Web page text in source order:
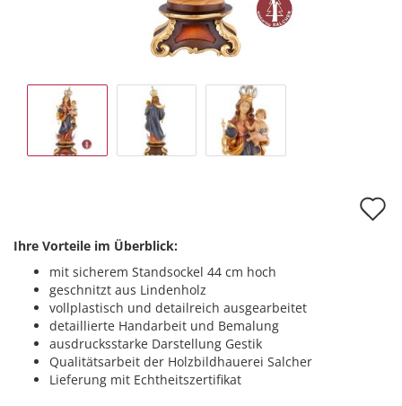
Ihre Vorteile im Überblick:
mit sicherem Standsockel 44 cm hoch
geschnitzt aus Lindenholz
vollplastisch und detailreich ausgearbeitet
detaillierte Handarbeit und Bemalung
ausdrucksstarke Darstellung Gestik
Qualitätsarbeit der Holzbildhauerei Salcher
Lieferung mit Echtheitszertifikat